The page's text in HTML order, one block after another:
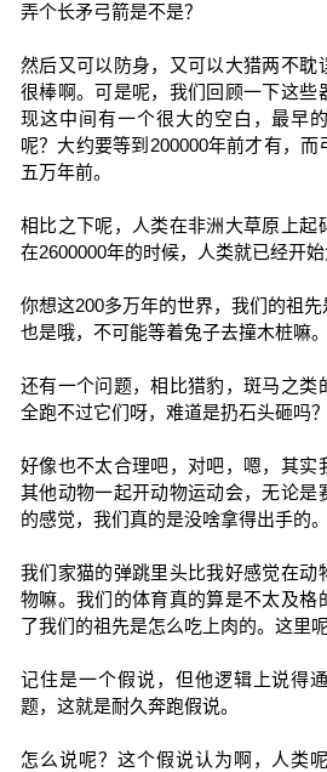
弄个长矛弓箭是不是？
然后又可以防身，又可以大猎两不耽
很棒啊。可是呢，我们回顾一下这些
现这中间有一个很大的空白，最早
呢？大约要等到200000年前才有，而
五万年前。
相比之下呢，人类在非洲大草原上起
在2600000年的时候，人类就已经开始
你想这200多万年的世界，我们的祖先
也是哦，不可能等着兔子去撞木桩嘛。
还有一个问题，相比猎豹，斑马之类
全跑不过它们呀，难道是扔石头砸吗？
好像也不太合理吧，对吧，嗯，其实
其他动物一起开动物运动会，无论是
的感觉，我们真的是没啥拿得出手的
我们家猫的弹跳里头比我好感觉在动
物嘛。我们的体育真的算是不太及格
了我们的祖先是怎么吃上肉的。这里
记住是一个假说，但他逻辑上说得
题，这就是耐久奔跑假说。
怎么说呢？这个假说认为啊，人类